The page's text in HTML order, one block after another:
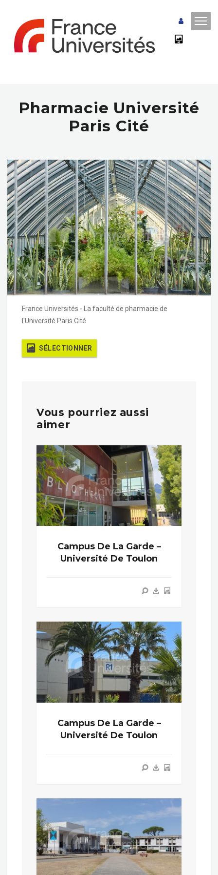
Pharmacie Université
Paris Cité
France Universités - La faculté de pharmacie de
l'Université Paris Cité
SÉLECTIONNER
Vous pourriez aussi
aimer
Campus De La Garde –
Université De Toulon
Campus De La Garde –
Université De Toulon